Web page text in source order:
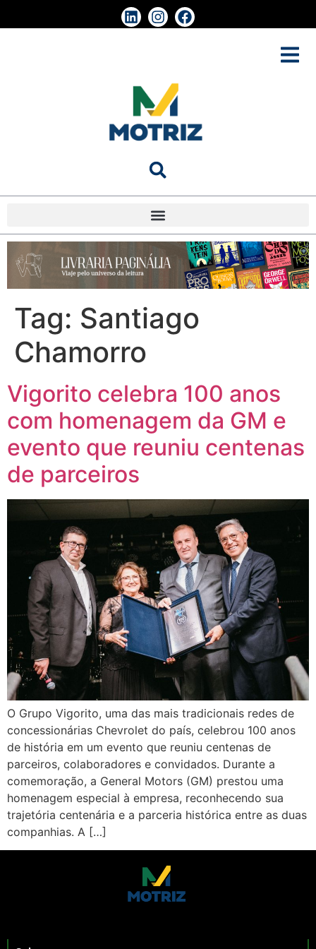
Tag: Santiago
Chamorro
Vigorito celebra 100 anos
com homenagem da GM e
evento que reuniu centenas
de parceiros
O Grupo Vigorito, uma das mais tradicionais redes de
concessionárias Chevrolet do país, celebrou 100 anos
de história em um evento que reuniu centenas de
parceiros, colaboradores e convidados. Durante a
comemoração, a General Motors (GM) prestou uma
homenagem especial à empresa, reconhecendo sua
trajetória centenária e a parceria histórica entre as duas
companhias. A […]